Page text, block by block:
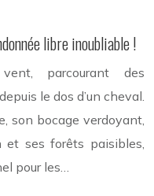
libre inoubliable !
parcourant des
le dos d’un cheval.
son bocage verdoyant,
ses forêts paisibles,
pour les…